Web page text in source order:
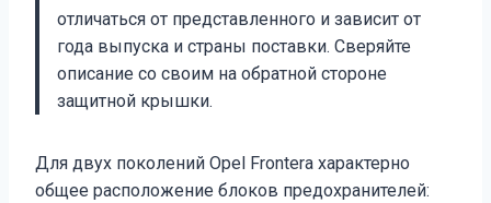
отличаться от представленного и зависит от
года выпуска и страны поставки. Сверяйте
описание со своим на обратной стороне
защитной крышки.
Для двух поколений Opel Frontera характерно
общее расположение блоков предохранителей: